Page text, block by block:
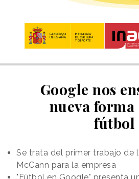
Google nos
nueva forma
fútbol
Se trata del primer trabajo de
McCann para la empresa